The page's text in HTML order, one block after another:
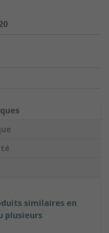
similaires en
plusieurs